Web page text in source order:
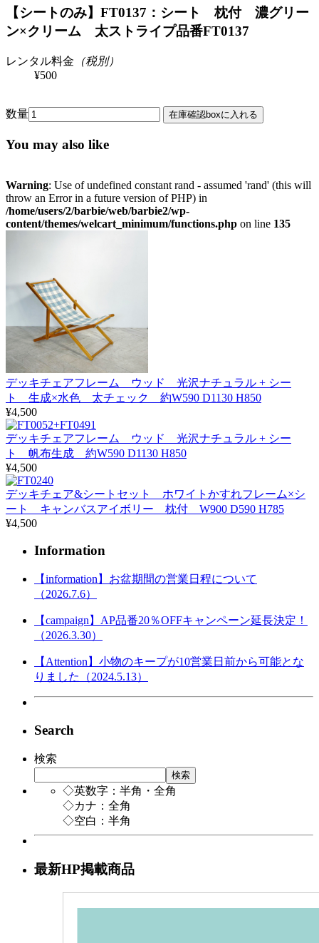
【シートのみ】FT0137：シート 枕付 濃グリー
ン×クリーム 太ストライプ品番FT0137
レンタル料金 （税別）
¥500
数量
You may also like
Warning: Use of undefined constant rand - assumed 'rand' (this will
throw an Error in a future version of PHP) in
/home/users/2/barbie/web/barbie2/wp-
content/themes/welcart_minimum/functions.php on line 135
デッキチェアフレーム ウッド 光沢ナチュラル + シー
ト 生成×水色 太チェック 約W590 D1130 H850
¥4,500
デッキチェアフレーム ウッド 光沢ナチュラル + シー
ト 帆布生成 約W590 D1130 H850
¥4,500
デッキチェア&シートセット ホワイトかすれフレーム×シ
ート キャンバスアイボリー 枕付 W900 D590 H785
¥4,500
Information
【information】お盆期間の営業日程について
（2026.7.6）
【campaign】AP品番20％OFFキャンペーン延長決定！
（2026.3.30）
【Attention】小物のキープが10営業日前から可能とな
りました（2024.5.13）
Search
検索
検索
◇英数字：半角・全角
◇カナ：全角
◇空白：半角
最新HP掲載商品